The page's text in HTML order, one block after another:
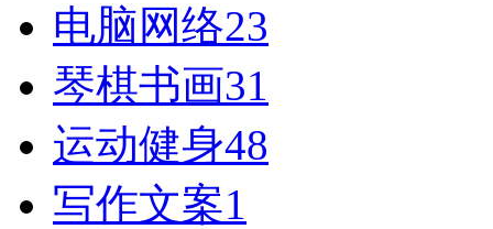
电脑网络23
琴棋书画31
运动健身48
写作文案1